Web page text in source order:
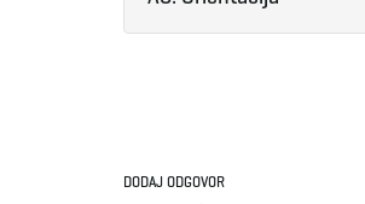
DODAJ ODGOVOR